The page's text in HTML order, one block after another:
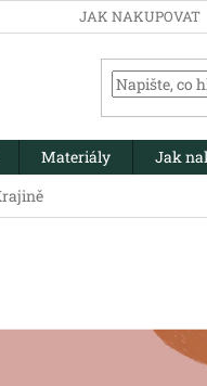
JAK NAKUPOVAT
Materiály Jak